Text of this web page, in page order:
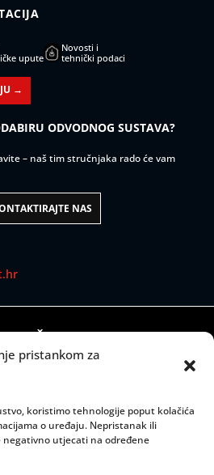
pristankom za
koristimo tehnologije poput kolačića
o uređaju. Nepristanak ili
negativno utjecati na određene
upute
Novosti i
tehnički podaci
→
ODVODNOG SUSTAVA?
– naš tim stručnjaka rado će vam
NAS
SJEDIŠTE:
šetalište 53
VRIJEME:
08:00 do 15:00 sati